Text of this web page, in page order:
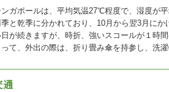
ガポールは、平均気温27℃程度で、湿度が
と乾季に分かれており、10月から翌3月に
が続きますが、時折、強いスコールが１時間
て、外出の際は、折り畳み傘を持参し、洗
通